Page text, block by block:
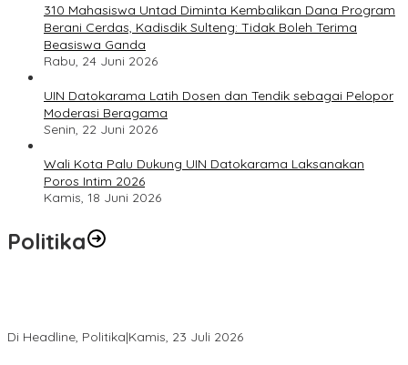
310 Mahasiswa Untad Diminta Kembalikan Dana Program
Berani Cerdas, Kadisdik Sulteng: Tidak Boleh Terima
Beasiswa Ganda
Rabu, 24 Juni 2026
UIN Datokarama Latih Dosen dan Tendik sebagai Pelopor
Moderasi Beragama
Senin, 22 Juni 2026
Wali Kota Palu Dukung UIN Datokarama Laksanakan
Poros Intim 2026
Kamis, 18 Juni 2026
Politika
Di Headline, Politika|Kamis, 23 Juli 2026